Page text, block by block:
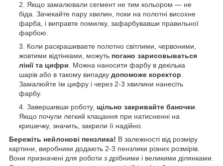
Якщо замалювали сегмент не тим кольором — не
біда. Зачекайте пару хвилин, поки на полотні висохне
фарба, і виправте помилку, зафарбувавши правильної
фарбою.
Коли раскрашиваете полотно світлими, червоними,
жовтими відтінками, можуть погано зарисовываться
лінії та цифри. Можна наносити фарбу в декілька
шарів або в такому випадку допоможе коректор.
Замалюйте їм цифру і через 2-3 хвилини нанесіть
фарбу.
Завершивши роботу, щільно закривайте баночки.
Якщо почули легкий клацання при натисненні на
кришечку, значить, закрили її надійно.
Бережіть нейлонові пензлика! В залежності від розміру
картини, виробники додають 2-3 пензлики різних розмірів.
Вони призначені для роботи з дрібними і великими ділянками.